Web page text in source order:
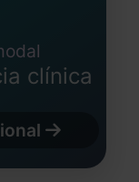
clínica